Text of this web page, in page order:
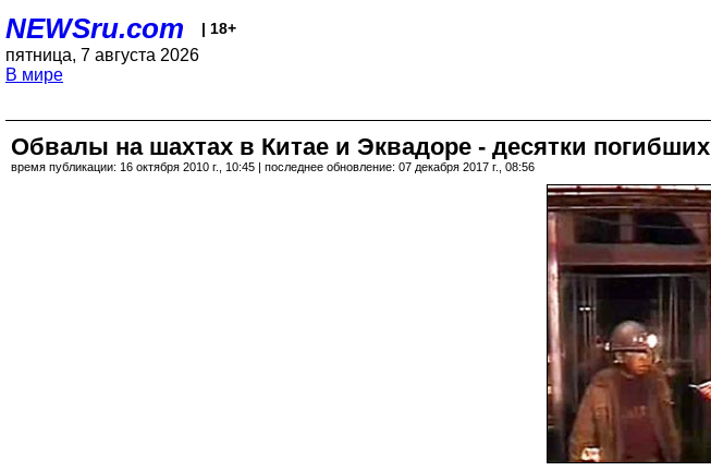
NEWSru.com | 18+
пятница, 7 августа 2026
В мире
Обвалы на шахтах в Китае и Эквадоре - десятки погибших
время публикации: 16 октября 2010 г., 10:45 | последнее обновление: 07 декабря 2017 г., 08:56